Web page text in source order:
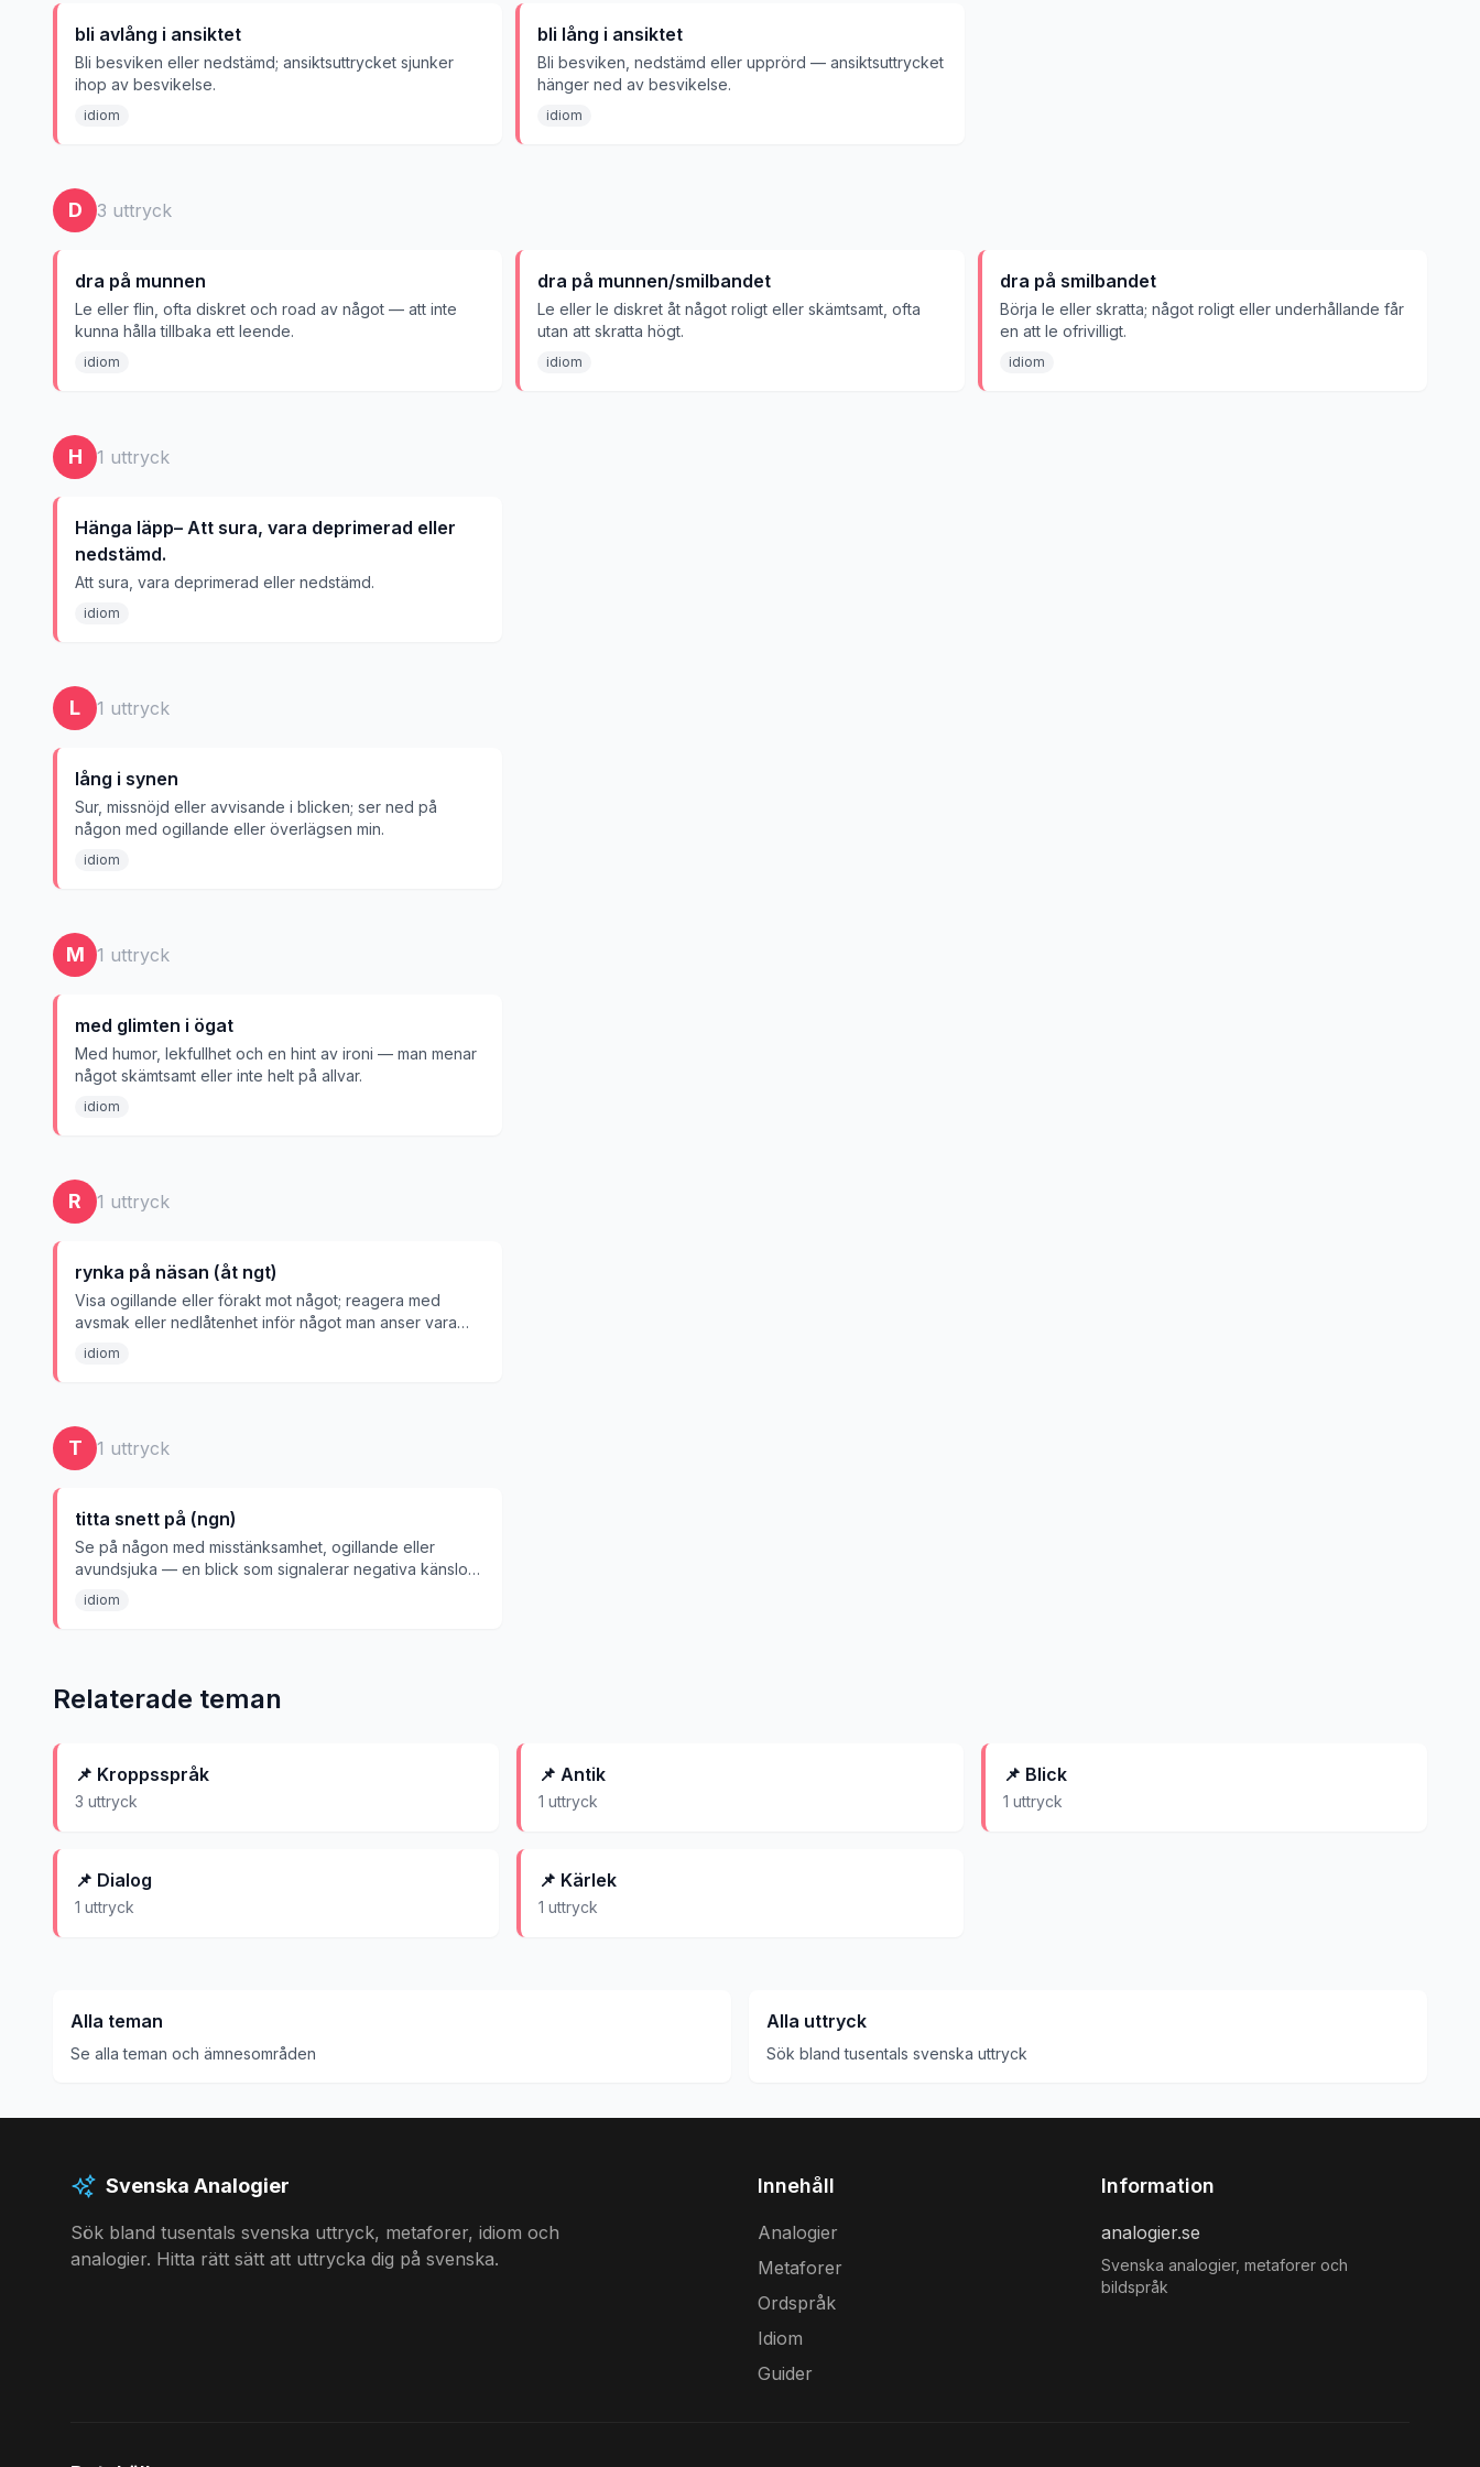
bli avlång i ansiktet
Bli besviken eller nedstämd; ansiktsuttrycket sjunker
ihop av besvikelse.
idiom
bli lång i ansiktet
Bli besviken, nedstämd eller upprörd — ansiktsuttrycket
hänger ned av besvikelse.
idiom
D 3 uttryck
dra på munnen
Le eller flin, ofta diskret och road av något — att inte
kunna hålla tillbaka ett leende.
idiom
dra på munnen/smilbandet
Le eller le diskret åt något roligt eller skämtsamt, ofta
utan att skratta högt.
idiom
dra på smilbandet
Börja le eller skratta; något roligt eller underhållande får
en att le ofrivilligt.
idiom
H 1 uttryck
Hänga läpp– Att sura, vara deprimerad eller
nedstämd.
Att sura, vara deprimerad eller nedstämd.
idiom
L 1 uttryck
lång i synen
Sur, missnöjd eller avvisande i blicken; ser ned på
någon med ogillande eller överlägsen min.
idiom
M 1 uttryck
med glimten i ögat
Med humor, lekfullhet och en hint av ironi — man menar
något skämtsamt eller inte helt på allvar.
idiom
R 1 uttryck
rynka på näsan (åt ngt)
Visa ogillande eller förakt mot något; reagera med
avsmak eller nedlåtenhet inför något man anser vara
undermåligt.
idiom
T 1 uttryck
titta snett på (ngn)
Se på någon med misstänksamhet, ogillande eller
avundsjuka — en blick som signalerar negativa känslor
mot personen.
idiom
Relaterade teman
📌 Kroppsspråk
3 uttryck
📌 Antik
1 uttryck
📌 Blick
1 uttryck
📌 Dialog
1 uttryck
📌 Kärlek
1 uttryck
Alla teman
Se alla teman och ämnesområden
Alla uttryck
Sök bland tusentals svenska uttryck
Svenska Analogier
Sök bland tusentals svenska uttryck, metaforer, idiom och
analogier. Hitta rätt sätt att uttrycka dig på svenska.
Innehåll
Analogier
Metaforer
Ordspråk
Idiom
Guider
Information
analogier.se
Svenska analogier, metaforer och
bildspråk